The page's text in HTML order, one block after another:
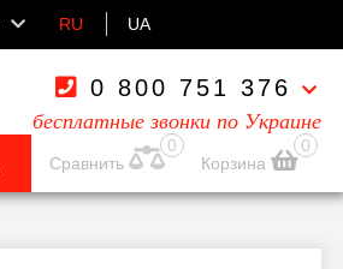
RU UA
0 800 751 376
бесплатные звонки по Украине
0
Сравнить
0
Корзина